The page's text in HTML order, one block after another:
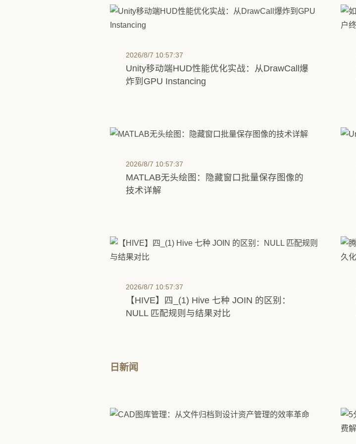
2026/8/7 10:57:37
Unity移动端HUD性能优化实战：从DrawCall爆
炸到GPU Instancing
2026/8/7 10:57:37
MATLAB无头绘图：隐藏窗口批量保存图像的
技术详解
2026/8/7 10:57:37
【HIVE】四_(1) Hive 七种 JOIN 的区别：
NULL 匹配规则与结果对比
日新闻